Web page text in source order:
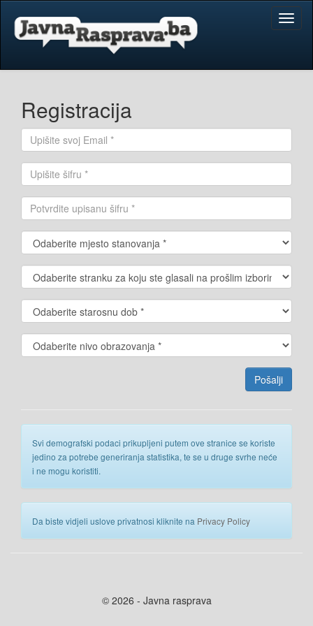
Registracija
Svi demografski podaci prikupljeni putem ove stranice se koriste
jedino za potrebe generiranja statistika, te se u druge svrhe neće
i ne mogu koristiti.
Da biste vidjeli uslove privatnosi kliknite na Privacy Policy
© 2026 - Javna rasprava